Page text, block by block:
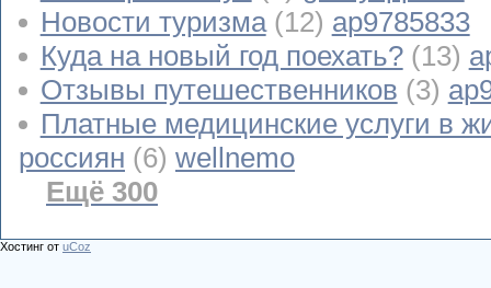
Новости туризма (12) ap9785833
Куда на новый год поехать? (13)
Отзывы путешественников (3)
Платные медицинские услуги в
россиян (6) wellnemo
Ещё 300
Хостинг от uCoz